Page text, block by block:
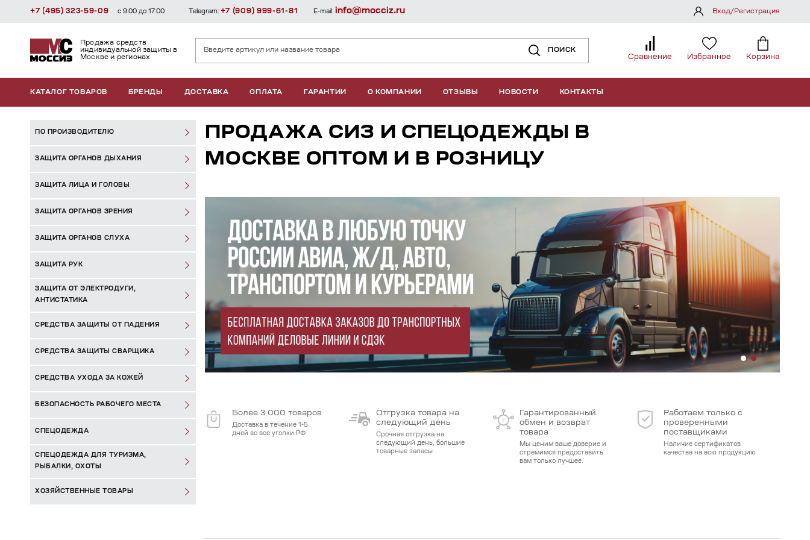
Продажа средств
индивидуальной защиты в
Москве и регионах
ПОИСК
Сравнение Избранное Корзина
КАТАЛОГ ТОВАРОВ БРЕНДЫ ДОСТАВКА ОПЛАТА ГАРАНТИИ О КОМПАНИИ ОТЗЫВЫ НОВОСТИ КОНТАКТЫ
+7 (495) 323-59-09 с 9:00 до 17:00 Telegram: +7 (909) 999-61-81 E-mail: info@mocciz.ru Вход/Регистрация
ПО ПРОИЗВОДИТЕЛЮ
ЗАЩИТА ОРГАНОВ ДЫХАНИЯ
ЗАЩИТА ЛИЦА И ГОЛОВЫ
ЗАЩИТА ОРГАНОВ ЗРЕНИЯ
ЗАЩИТА ОРГАНОВ СЛУХА
ЗАЩИТА РУК
ЗАЩИТА ОТ ЭЛЕКТРОДУГИ,
АНТИСТАТИКА
СРЕДСТВА ЗАЩИТЫ ОТ ПАДЕНИЯ
СРЕДСТВА ЗАЩИТЫ СВАРЩИКА
СРЕДСТВА УХОДА ЗА КОЖЕЙ
БЕЗОПАСНОСТЬ РАБОЧЕГО МЕСТА
СПЕЦОДЕЖДА
СПЕЦОДЕЖДА ДЛЯ ТУРИЗМА,
РЫБАЛКИ, ОХОТЫ
ХОЗЯЙСТВЕННЫЕ ТОВАРЫ
ПРОДАЖА СИЗ И СПЕЦОДЕЖДЫ В
МОСКВЕ ОПТОМ И В РОЗНИЦУ
Более 3 000 товаров
Доставка в течение 1-5
дней во все уголки РФ
Отгрузка товара на
следующий день
Срочная отгрузка на
следующий день, большие
товарные запасы
Гарантированный
обмен и возврат
товара
Мы ценим ваше доверие и
стремимся предоставить
вам только лучшее.
Работаем только с
проверенными
поставщиками
Наличие сертификатов
качества на всю продукцию